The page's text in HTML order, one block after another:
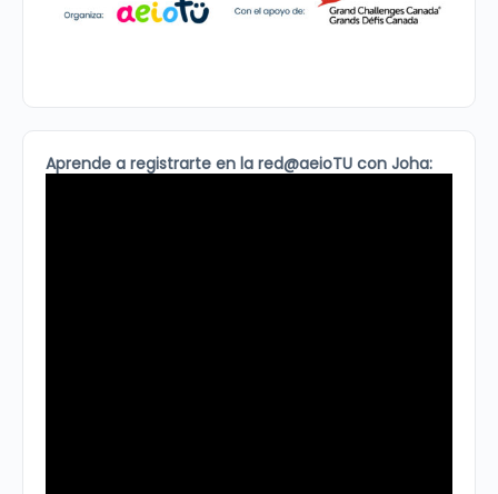
Aprende a registrarte en la red@aeioTU con Joha: